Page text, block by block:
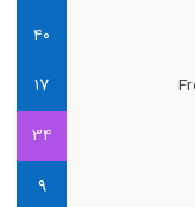
40
17
34
9